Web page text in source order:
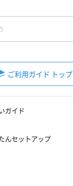
ご利用ガイド トップ
ガイド
んセットアップ